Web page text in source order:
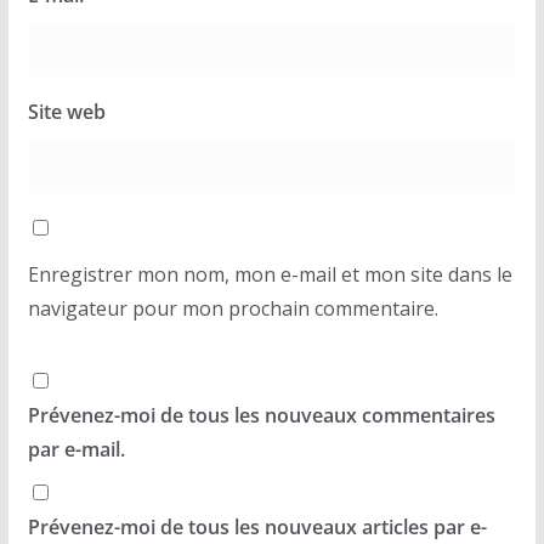
Site web
Enregistrer mon nom, mon e-mail et mon site dans le
navigateur pour mon prochain commentaire.
Prévenez-moi de tous les nouveaux commentaires
par e-mail.
Prévenez-moi de tous les nouveaux articles par e-